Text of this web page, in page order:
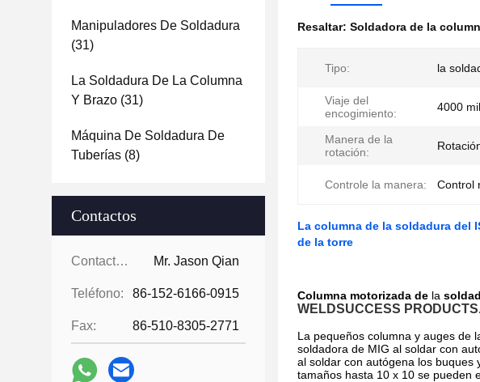
Manipuladores De Soldadura
(31)
La Soldadura De La Columna
Y Brazo (31)
Máquina De Soldadura De
Tuberías (8)
Contactos
Contactos: Mr. Jason Qian
Teléfono: 86-152-6166-0915
Fax: 86-510-8305-2771
Resaltar: Soldadora de la
Tipo: la
Viaje del
encogimiento:
4000
Manera de la
rotación:
Controle la manera: Control
La columna de la soldadura del
de la torre
Columna motorizada de la
WELDSUCCESS
La pequeños columna y auges de
soldadora de MIG al soldar con
al soldar con autógena los buques
tamaños hasta 10 x 10 se pueden